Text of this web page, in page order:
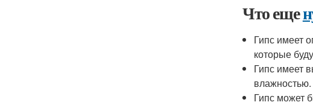
Что еще
Гипс имеет
которые
Гипс имеет
влажностью.
Гипс может